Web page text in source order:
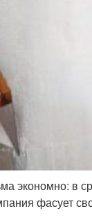
экономно: в
фасует